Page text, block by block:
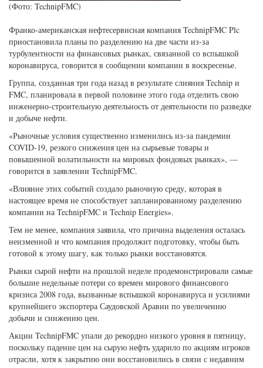
(Фото: TechnipFMC)
Франко-американская нефтесервисная компания TechnipFMC Plc
приостановила планы по разделению на две части из-за
турбулентности на финансовых рынках, связанной со вспышкой
коронавируса, говорится в сообщении компании в воскресенье.
Группа, созданная три года назад в результате слияния Technip и
FMC, планировала в первой половине этого года отделить свою
инженерно-строительную деятельность от деятельности по разведке
и добыче нефти.
«Рыночные условия существенно изменились из-за пандемии
COVID-19, резкого снижения цен на сырьевые товары и
повышенной волатильности на мировых фондовых рынках», —
говорится в заявлении TechnipFMC.
«Влияние этих событий создало рыночную среду, которая в
настоящее время не способствует запланированному разделению
компании на TechnipFMC и Technip Energies».
Тем не менее, компания заявила, что причина выделения осталась
неизменной и что компания продолжит подготовку, чтобы быть
готовой к этому шагу, как только рынки восстановятся.
Рынки сырой нефти на прошлой неделе продемонстрировали самые
большие недельные потери со времен мирового финансового
кризиса 2008 года, вызванные вспышкой коронавируса и усилиями
крупнейшего экспортера Саудовской Аравии по увеличению
добычи и снижению цен.
Акции TechnipFMC упали до рекордно низкого уровня в пятницу,
поскольку падение цен на сырую нефть ударило по акциям игроков
отрасли, хотя к закрытию они восстановились в связи с недавним